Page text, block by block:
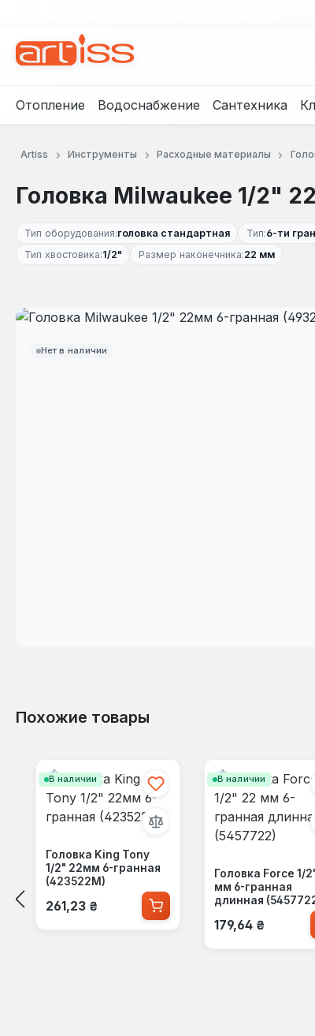
Отопление Водоснабжение Сантехника
Artiss Инструменты Расходные материалы
Головка Milwaukee 1/2"
Тип оборудования:головка стандартная Тип:6-ти
Тип хвостовика:1/2" Размер наконечника:22 мм
Нет в наличии
Пропустить галерею изображений
Похожие товары
В наличии
Головка King Tony
1/2" 22мм 6-гранная
(423522M)
Обычная цена:
261,23 ₴
В наличии
Головка Force 1/
мм 6-гранная
длинная
Обычная цена:
179,64 ₴